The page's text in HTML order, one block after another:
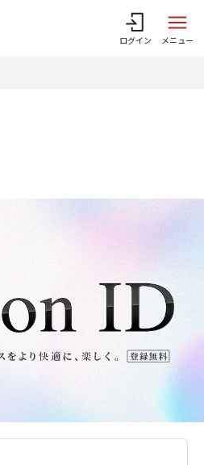
ログイン メニュー